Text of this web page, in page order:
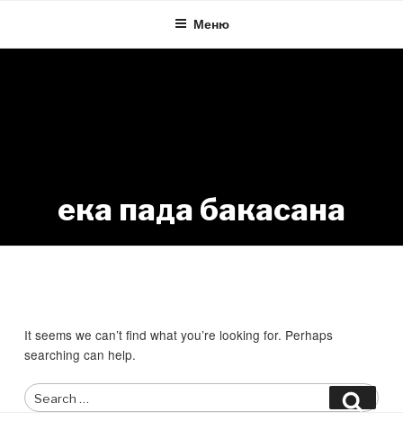
content
Меню
ека пада бакасана
It seems we can’t find what you’re looking for. Perhaps
searching can help.
Search
for: